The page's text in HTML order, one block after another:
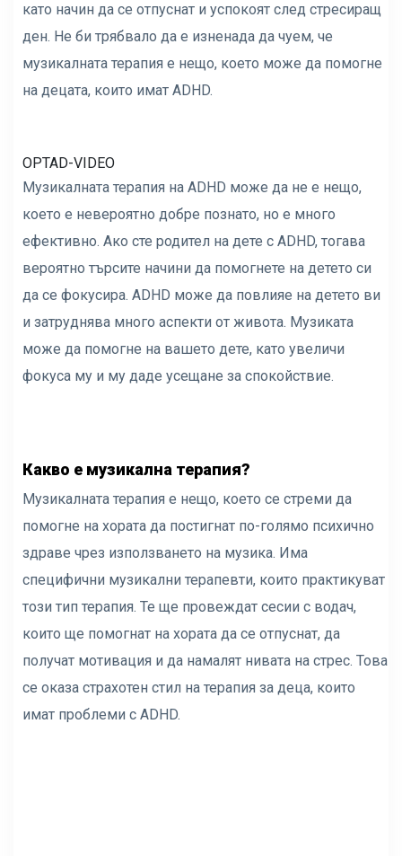
като начин да се отпуснат и успокоят след стресиращ
ден. Не би трябвало да е изненада да чуем, че
музикалната терапия е нещо, което може да помогне
на децата, които имат ADHD.
OPTAD-VIDEO
Музикалната терапия на ADHD може да не е нещо,
което е невероятно добре познато, но е много
ефективно. Ако сте родител на дете с ADHD, тогава
вероятно търсите начини да помогнете на детето си
да се фокусира. ADHD може да повлияе на детето ви
и затруднява много аспекти от живота. Музиката
може да помогне на вашето дете, като увеличи
фокуса му и му даде усещане за спокойствие.
Какво е музикална терапия?
Музикалната терапия е нещо, което се стреми да
помогне на хората да постигнат по-голямо психично
здраве чрез използването на музика. Има
специфични музикални терапевти, които практикуват
този тип терапия. Те ще провеждат сесии с водач,
които ще помогнат на хората да се отпуснат, да
получат мотивация и да намалят нивата на стрес. Това
се оказа страхотен стил на терапия за деца, които
имат проблеми с ADHD.